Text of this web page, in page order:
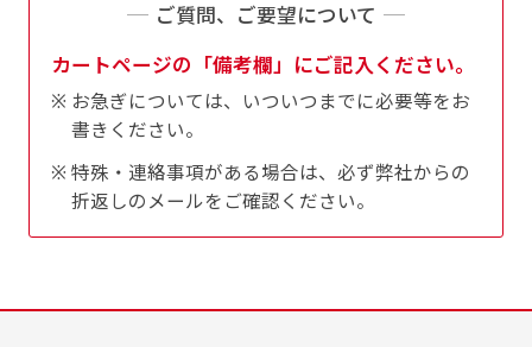
ご質問、ご要望について
カートページの「備考欄」にご記入ください。
お急ぎについては、いついつまでに必要等をお
書きください。
特殊・連絡事項がある場合は、必ず弊社からの
折返しのメールをご確認ください。
自由入力(60x180以内)
レギュラーのれん
レギュラーのれんは横幕の上部にチチを5か所つ